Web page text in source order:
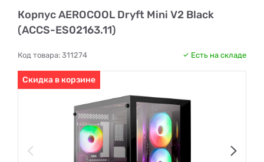
Корпус AEROCOOL Dryft Mini V2 Black
(ACCS-ES02163.11)
Код товара: 311274 Есть на складе
Скидка в корзине